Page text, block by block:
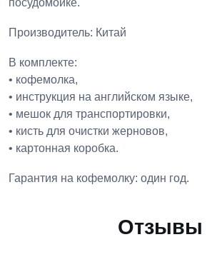
посудомойке.
Производитель: Китай
В комплекте:
• кофемолка,
• инструкция на английском языке,
• мешок для транспортировки,
• кисть для очистки жерновов,
• картонная коробка.
Гарантия на кофемолку: один год.
Отзывы